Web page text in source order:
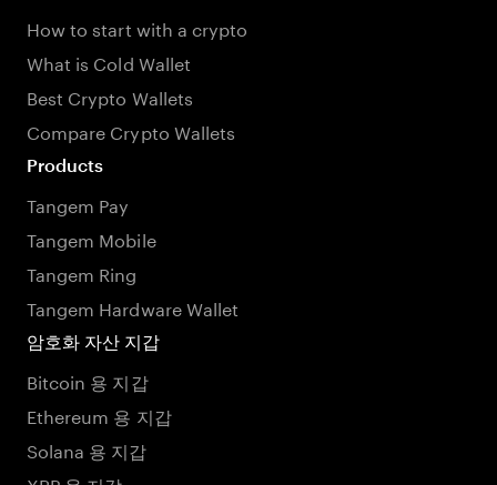
How to start with a crypto
What is Cold Wallet
Best Crypto Wallets
Compare Crypto Wallets
Products
Tangem Pay
Tangem Mobile
Tangem Ring
Tangem Hardware Wallet
암호화 자산 지갑
Bitcoin 용 지갑
Ethereum 용 지갑
Solana 용 지갑